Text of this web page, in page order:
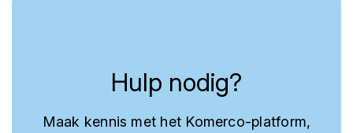
Hulp nodig?
Maak kennis met het Komerco-platform,